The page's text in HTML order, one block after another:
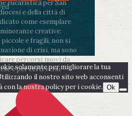
eucaristica per San
e della città di
come esemplare
creative:
piccole e fragili, non si
di crisi, ma sono
percorsi nuovi da
e per certi versi
solamente per migliorare la tua
il nostro sito web acconsenti
la nostra policy per i cookie. Ok